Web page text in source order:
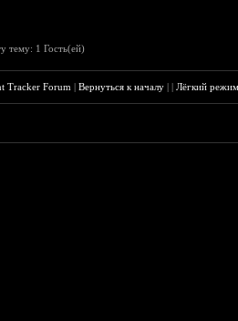
тему: 1 Гость(ей)
Tracker Forum |Вернуться к началу ||Лёгкий